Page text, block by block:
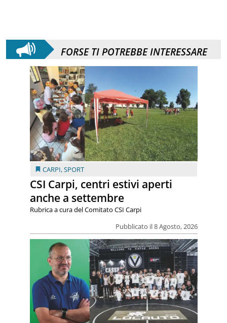
FORSE TI POTREBBE INTERESSARE
CARPI,SPORT
CSI Carpi, centri estivi aperti
anche a settembre
Pubblicato il 8 Agosto, 2026
Rubrica a cura del Comitato CSI Carpi